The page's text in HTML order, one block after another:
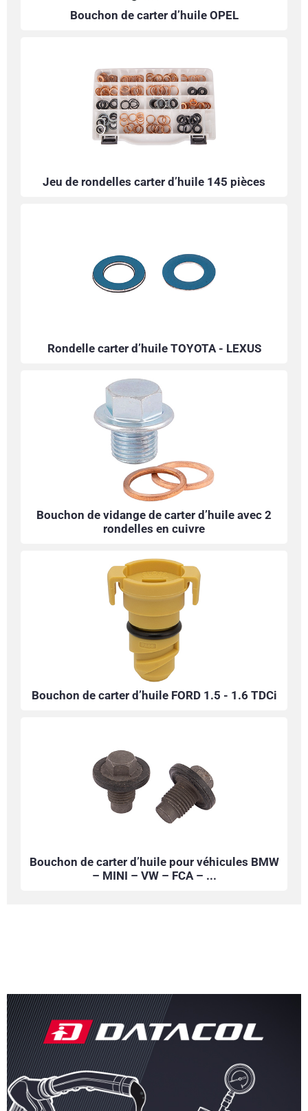
Bouchon de carter d’huile OPEL
Jeu de rondelles carter d’huile 145 pièces
Rondelle carter d’huile TOYOTA - LEXUS
Bouchon de vidange de carter d’huile avec 2
rondelles en cuivre
Bouchon de carter d’huile FORD 1.5 - 1.6 TDCi
Bouchon de carter d’huile pour véhicules BMW
– MINI – VW – FCA – ...